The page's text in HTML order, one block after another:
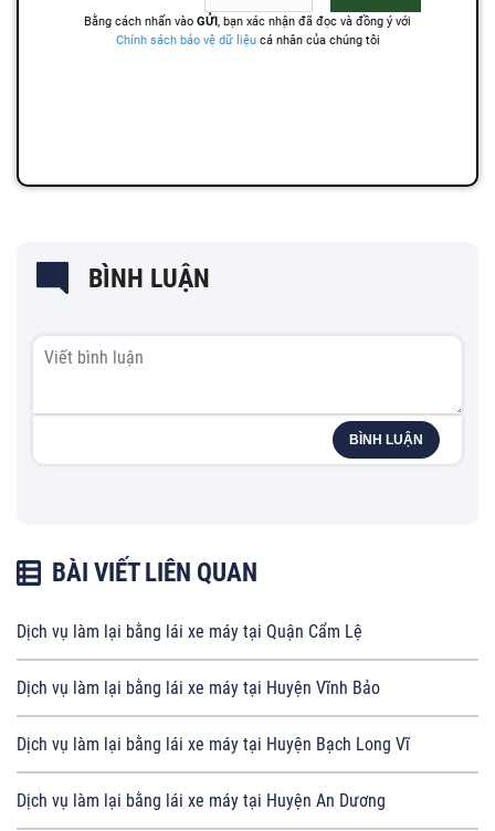
BÌNH LUẬN
BÌNH LUẬN
BÀI VIẾT LIÊN QUAN
Dịch vụ làm lại bằng lái xe máy tại Quận Cẩm Lệ
Dịch vụ làm lại bằng lái xe máy tại Huyện Vĩnh Bảo
Dịch vụ làm lại bằng lái xe máy tại Huyện Bạch Long Vĩ
Dịch vụ làm lại bằng lái xe máy tại Huyện An Dương